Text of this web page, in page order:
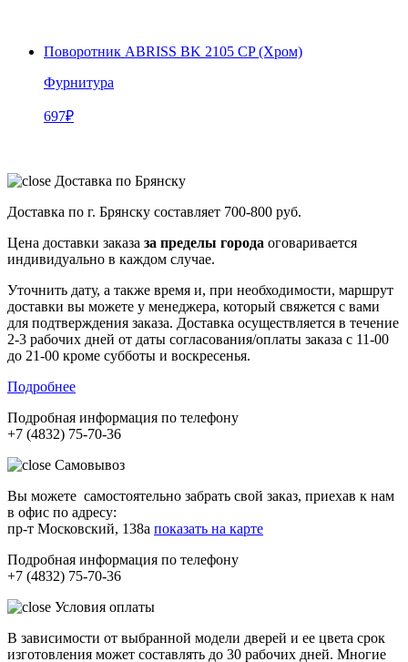
Поворотник ABRISS BK 2105 CP (Хром)
Фурнитура
697₽
Доставка по Брянску
Доставка по г. Брянску составляет 700-800 руб.
Цена доставки заказа за пределы города оговаривается
индивидуально в каждом случае.
Уточнить дату, а также время и, при необходимости, маршрут
доставки вы можете у менеджера, который свяжется с вами
для подтверждения заказа. Доставка осуществляется в течение
2-3 рабочих дней от даты согласования/оплаты заказа с 11-00
до 21-00 кроме субботы и воскресенья.
Подробнее
Подробная информация по телефону
+7 (4832) 75-70-36
Самовывоз
Вы можете самостоятельно забрать свой заказ, приехав к нам
в офис по адресу:
пр-т Московский, 138а показать на карте
Подробная информация по телефону
+7 (4832) 75-70-36
Условия оплаты
В зависимости от выбранной модели дверей и ее цвета срок
изготовления может составлять до 30 рабочих дней. Многие